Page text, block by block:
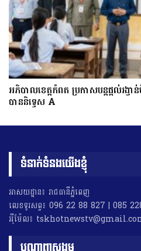
អភិបាលខេត្តកំពត ប្រកាសបន្តផ្តល់រ
បាននិទ្ទេស A
ទំនាក់ទំនងយើងខ្ញុំ
អាសយដ្ឋាន៖ រាជធានីភ្នំពេញ
លេខទូរសព្ទ៖ 096 22 88 827 | 085
អុីម៉ែល៖